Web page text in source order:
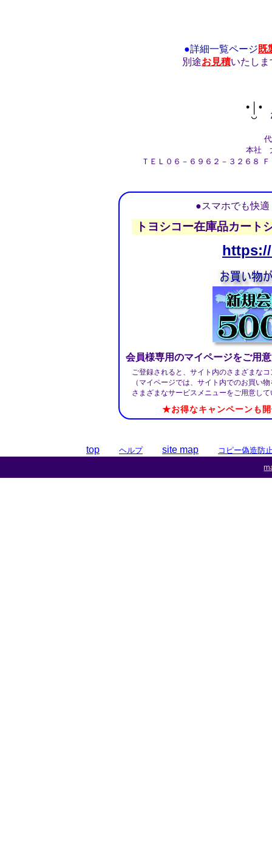
●詳細一覧ページ 既
別途お見積いたしま
本社
ＴＥＬ０６－６９６２－３２６８
●スマホでも快
トヨシコー在庫品カート
会員様専用のマイページをご用
ご登録されると、サイト内のさまざまな
（マイページでは、サイト内でのお買い
さまざまなサービスメニューをご用意し
★お得なキャンペーンも
top ヘルプ site map
コピー偽造防